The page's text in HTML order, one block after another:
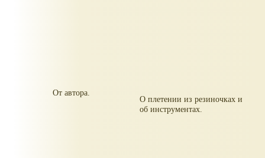
От автора.
О плетении из резиночках и
об инструментах.